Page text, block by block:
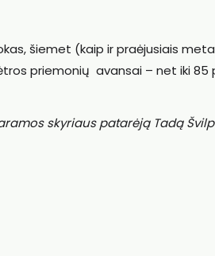
šiemet (kaip ir praėjusiais
priemonių avansai – net iki 85
skyriaus patarėją Tadą